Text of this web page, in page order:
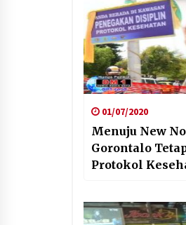
01/07/2020
Menuju New
Gorontalo
Protokol